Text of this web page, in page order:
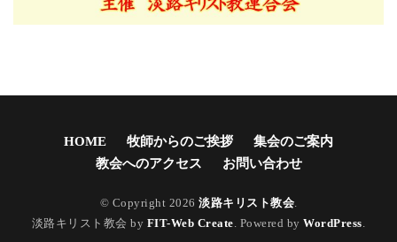
HOME 牧師からのご挨拶
集会のご案内
教会へのアクセス
お問い合わせ
© Copyright 2026 淡路キリスト教会
淡路キリスト教会 by FIT-Web Create . Powered byWordPress